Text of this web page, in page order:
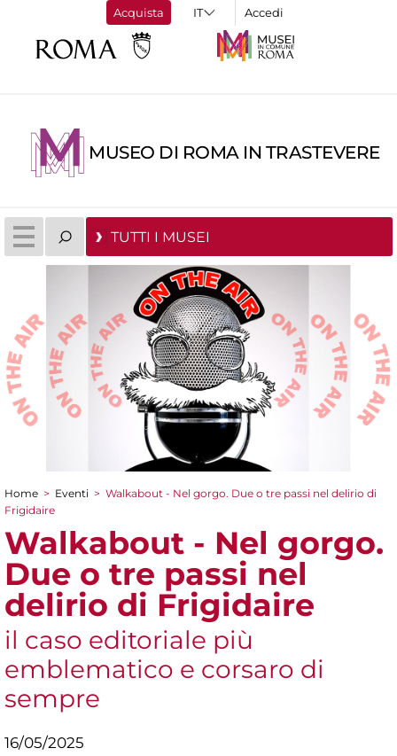
Acquista Accedi
MUSEO DI ROMA IN TRASTEVERE
TUTTI I MUSEI
Tu sei qui
Home > Eventi > Walkabout - Nel gorgo. Due o tre passi nel delirio di
Frigidaire
Walkabout - Nel gorgo.
Due o tre passi nel
delirio di Frigidaire
il caso editoriale più
emblematico e corsaro di
sempre
16/05/2025